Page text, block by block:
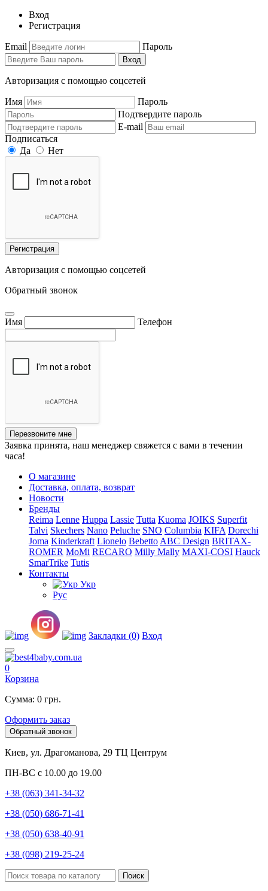
Вход
Регистрация
Email Пароль
Вход
Авторизация с помощью соцсетей
Имя
Пароль
Подтвердите пароль
E-mail
Подписаться
Да
Нет
Регистрация
Авторизация с помощью соцсетей
Обратный звонок
Имя Телефон
Перезвоните мне
Заявка принята, наш менеджер свяжется с вами в течении
часа!
О магазине
Доставка, оплата, возврат
Новости
Бренды
Reima Lenne Huppa Lassie Tutta Kuoma JOIKS Superfit
Talvi Skechers Nano Peluche SNO Columbia KIFA Dorechi
Joma Kinderkraft Lionelo Bebetto ABC Design BRITAX-
ROMER MoMi RECARO Milly Mally MAXI-COSI Hauck
SmarTrike Tutis
Контакты
Укр
Рус
Закладки (0) Вход
0
Корзина
Сумма: 0 грн.
Оформить заказ
Обратный звонок
Киев, ул. Драгоманова, 29 ТЦ Центрум
ПН-ВС с 10.00 до 19.00
+38 (063) 341-34-32
+38 (050) 686-71-41
+38 (050) 638-40-91
+38 (098) 219-25-24
Поиск